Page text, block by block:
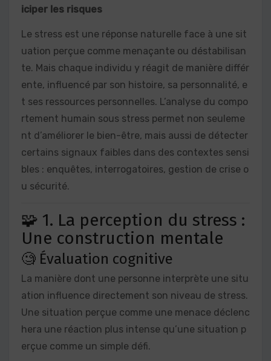
iciper les risques
Le stress est une réponse naturelle face à une sit
uation perçue comme menaçante ou déstabilisan
te. Mais chaque individu y réagit de manière différ
ente, influencé par son histoire, sa personnalité, e
t ses ressources personnelles. L’analyse du compo
rtement humain sous stress permet non seuleme
nt d’améliorer le bien-être, mais aussi de détecter
certains signaux faibles dans des contextes sensi
bles : enquêtes, interrogatoires, gestion de crise o
u sécurité.
🧩 1. La perception du stress :
Une construction mentale
🧐 Évaluation cognitive
La manière dont une personne interprète une situ
ation influence directement son niveau de stress.
Une situation perçue comme une menace déclenc
hera une réaction plus intense qu’une situation p
erçue comme un simple défi.